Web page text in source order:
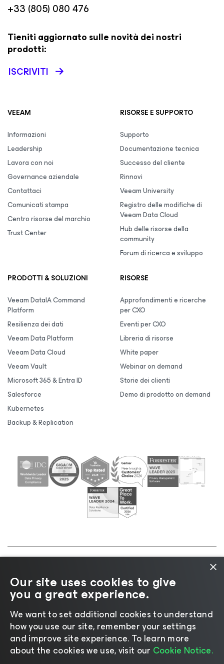
+33 (805) 080 476
Tieniti aggiornato sulle novità dei nostri
prodotti:
ISCRIVITI
VEEAM
Informazioni
Leadership
Lavora con noi
Governance aziendale
Contattaci
Comunicati stampa
Centro risorse del marchio
Trust Center
RISORSE E SUPPORTO
Supporto
Documentazione tecnica
Successo del cliente
Rinnovi
Veeam University
Registro delle modifiche di
Veeam Data Cloud
Hub delle risorse della
community
Forum di ricerca e sviluppo
PRODOTTI & SOLUZIONI
Veeam DataIA Command
Platform
Resilienza dei dati
Veeam Data Platform
Veeam Data Cloud
Veeam Vault
Microsoft 365 & Entra ID
Salesforce
Kubernetes
Backup & Replication
RISORSE
Approfondimenti e ricerche
per CXO
Eventi per CXO
Libreria di risorse
White paper
Webinar on demand
Storie dei clienti
Demo di prodotto on demand
Informativa sulla privacy
|Informativa sui cookie|Informazioni legali
di licenza|Risorse del fornitore
Cambia lingua
×
Our site uses cookies to give
you a great experience.
We want to set additional cookies to understand
how you use our site, remember your settings
and improve site experience. ​To learn more
about the cookies we use, visit our Cookie Notice.